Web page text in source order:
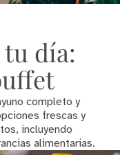
día:
completo y
frescas y
incluyendo
alimentarias.